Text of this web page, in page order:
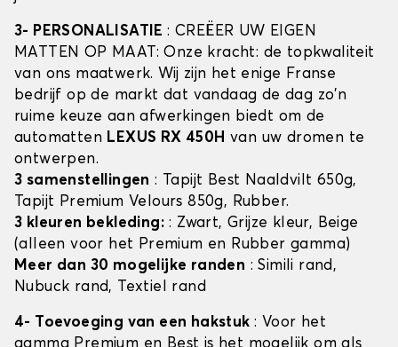
3- PERSONALISATIE: CREËER UW EIGEN
MATTEN OP MAAT: Onze kracht: de topkwaliteit
van ons maatwerk. Wij zijn het enige Franse
bedrijf op de markt dat vandaag de dag zo'n
ruime keuze aan afwerkingen biedt om de
automatten LEXUS RX 450H van uw dromen te
ontwerpen.
3 samenstellingen : Tapijt Best Naaldvilt 650g,
Tapijt Premium Velours 850g, Rubber.
3 kleuren bekleding: : Zwart, Grijze kleur, Beige
(alleen voor het Premium en Rubber gamma)
Meer dan 30 mogelijke randen : Simili rand,
Nubuck rand, Textiel rand
4- Toevoeging van een hakstuk : Voor het